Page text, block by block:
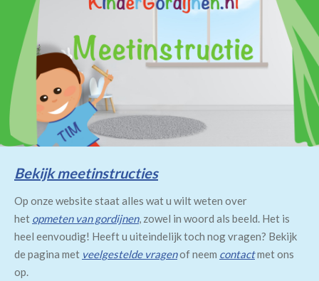
Bekijk meetinstructies
Op onze website staat alles wat u wilt weten over
het opmeten van gordijnen, zowel in woord als beeld. Het is
heel eenvoudig! Heeft u uiteindelijk toch nog vragen? Bekijk
de pagina met veelgestelde vragenof neem contactmet ons
op.